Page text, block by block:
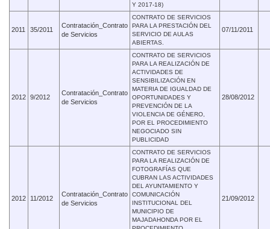
Y 2017-18)
2011 35/2011
Contratación_Contrato
de Servicios
CONTRATO DE SERVICIOS
PARA LA PRESTACIÓN DEL
SERVICIO DE AULAS
ABIERTAS.
07/11/2011
2012 9/2012
Contratación_Contrato
de Servicios
CONTRATO DE SERVICIOS
PARA LA REALIZACIÓN DE
ACTIVIDADES DE
SENSIBILIZACIÓN EN
MATERIA DE IGUALDAD DE
OPORTUNIDADES Y
PREVENCIÓN DE LA
VIOLENCIA DE GÉNERO,
POR EL PROCEDIMIENTO
NEGOCIADO SIN
PUBLICIDAD
28/08/2012
2012 11/2012
Contratación_Contrato
de Servicios
CONTRATO DE SERVICIOS
PARA LA REALIZACIÓN DE
FOTOGRAFÍAS QUE
CUBRAN LAS ACTIVIDADES
DEL AYUNTAMIENTO Y
COMUNICACIÓN
INSTITUCIONAL DEL
MUNICIPIO DE
MAJADAHONDA POR EL
21/09/2012